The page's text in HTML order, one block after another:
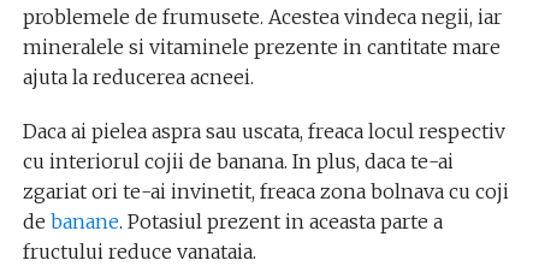
problemele de frumusete. Acestea vindeca negii, iar
mineralele si vitaminele prezente in cantitate mare
ajuta la reducerea acneei.
Daca ai pielea aspra sau uscata, freaca locul respectiv
cu interiorul cojii de banana. In plus, daca te-ai
zgariat ori te-ai invinetit, freaca zona bolnava cu coji
de banane. Potasiul prezent in aceasta parte a
fructului reduce vanataia.